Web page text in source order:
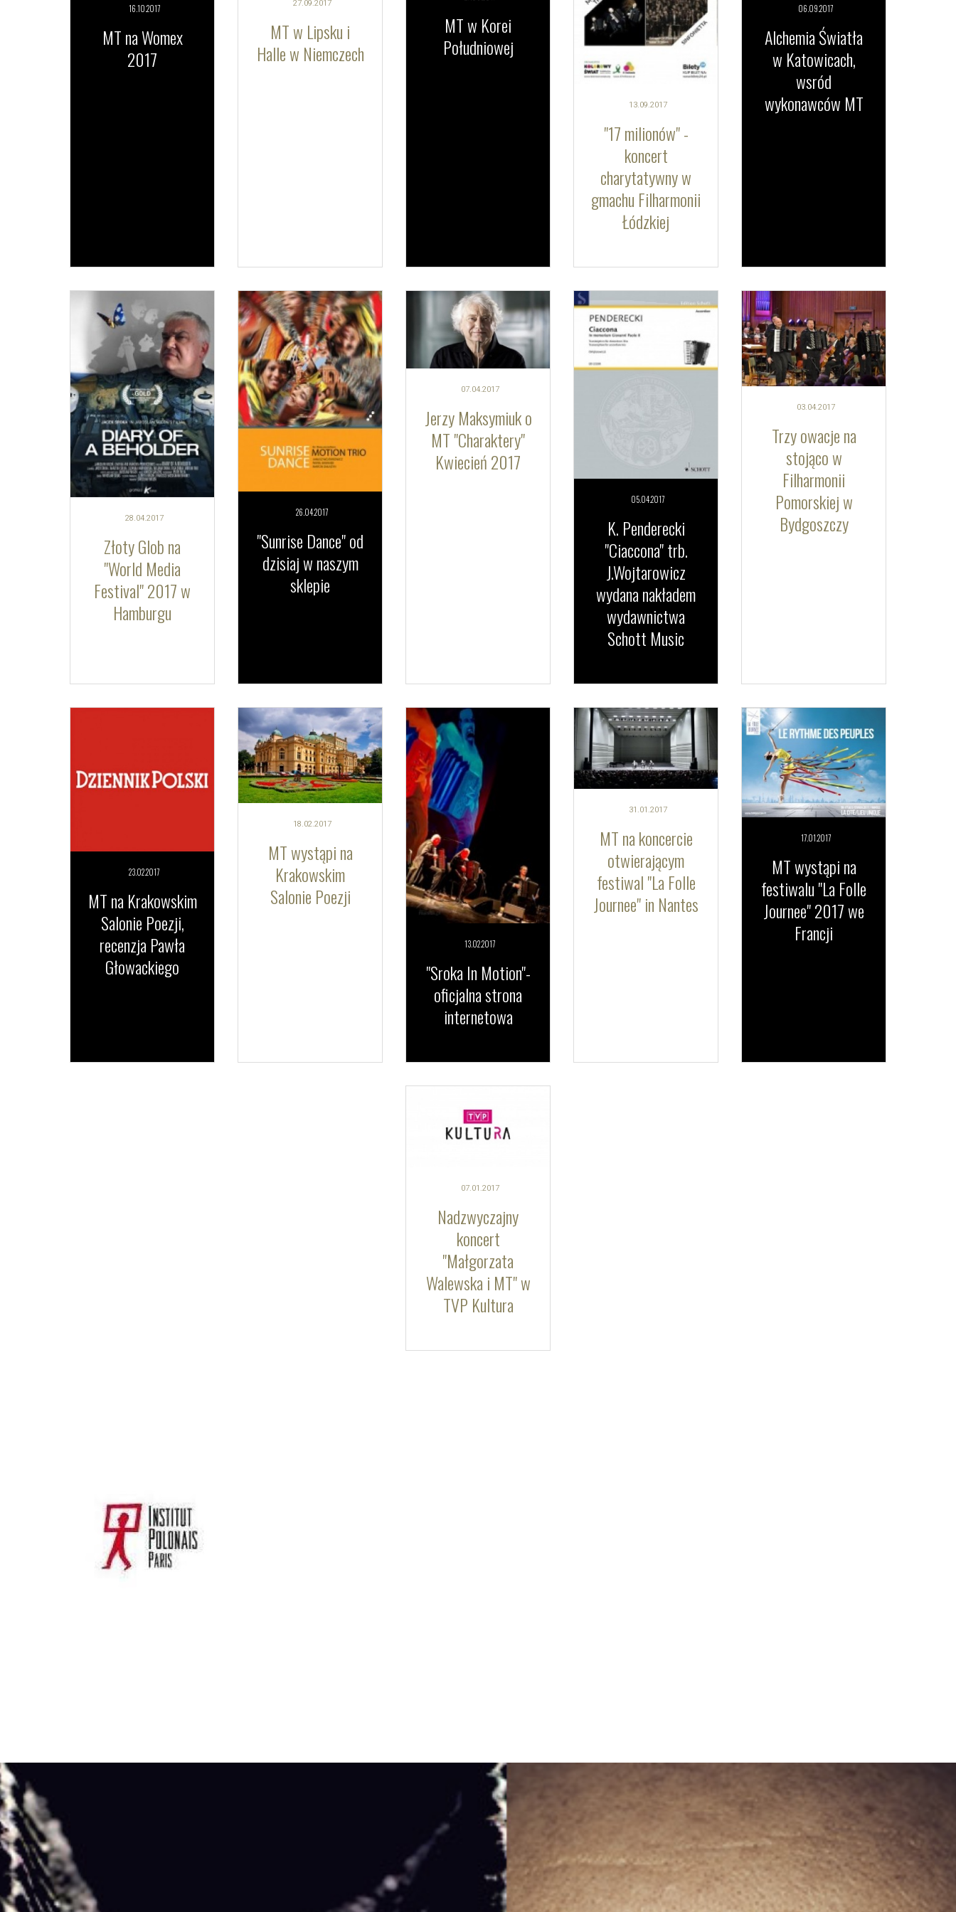
16.10.2017
MT na Womex
2017
27.09. 2017
MT w Lipsku i
Halle w Niemczech
MT w Korei
Południowej
13.09.2017
"17 milionów" -
koncert
charytatywny w
gmachu Filharmonii
Łódzkiej
06.09.2017
Alchemia Światła
w Katowicach,
wsród
wykonawców MT
28.04. 2017
Złoty Glob na
"World Media
Festival" 2017 w
Hamburgu
26.04.2017
"Sunrise Dance" od
dzisiaj w naszym
sklepie
07.04.2017
Jerzy Maksymiuk o
MT "Charaktery"
Kwiecień 2017
05.04.2017
K. Penderecki
"Ciaccona" trb.
J.Wojtarowicz
wydana nakładem
wydawnictwa
Schott Music
03.04.2017
Trzy owacje na
stojąco w
Filharmonii
Pomorskiej w
Bydgoszczy
23.02.2017
MT na Krakowskim
Salonie Poezji,
recenzja Pawła
Głowackiego
18.02.2017
MT wystąpi na
Krakowskim
Salonie Poezji
13.02.2017
"Sroka In Motion"-
oficjalna strona
internetowa
31.01.2017
MT na koncercie
otwierającym
festiwal "La Folle
Journee" in Nantes
17.01.2017
MT wystąpi na
festiwalu "La Folle
Journee" 2017 we
Francji
07.01.2017
Nadzwyczajny
koncert
"Małgorzata
Walewska i MT" w
TVP Kultura